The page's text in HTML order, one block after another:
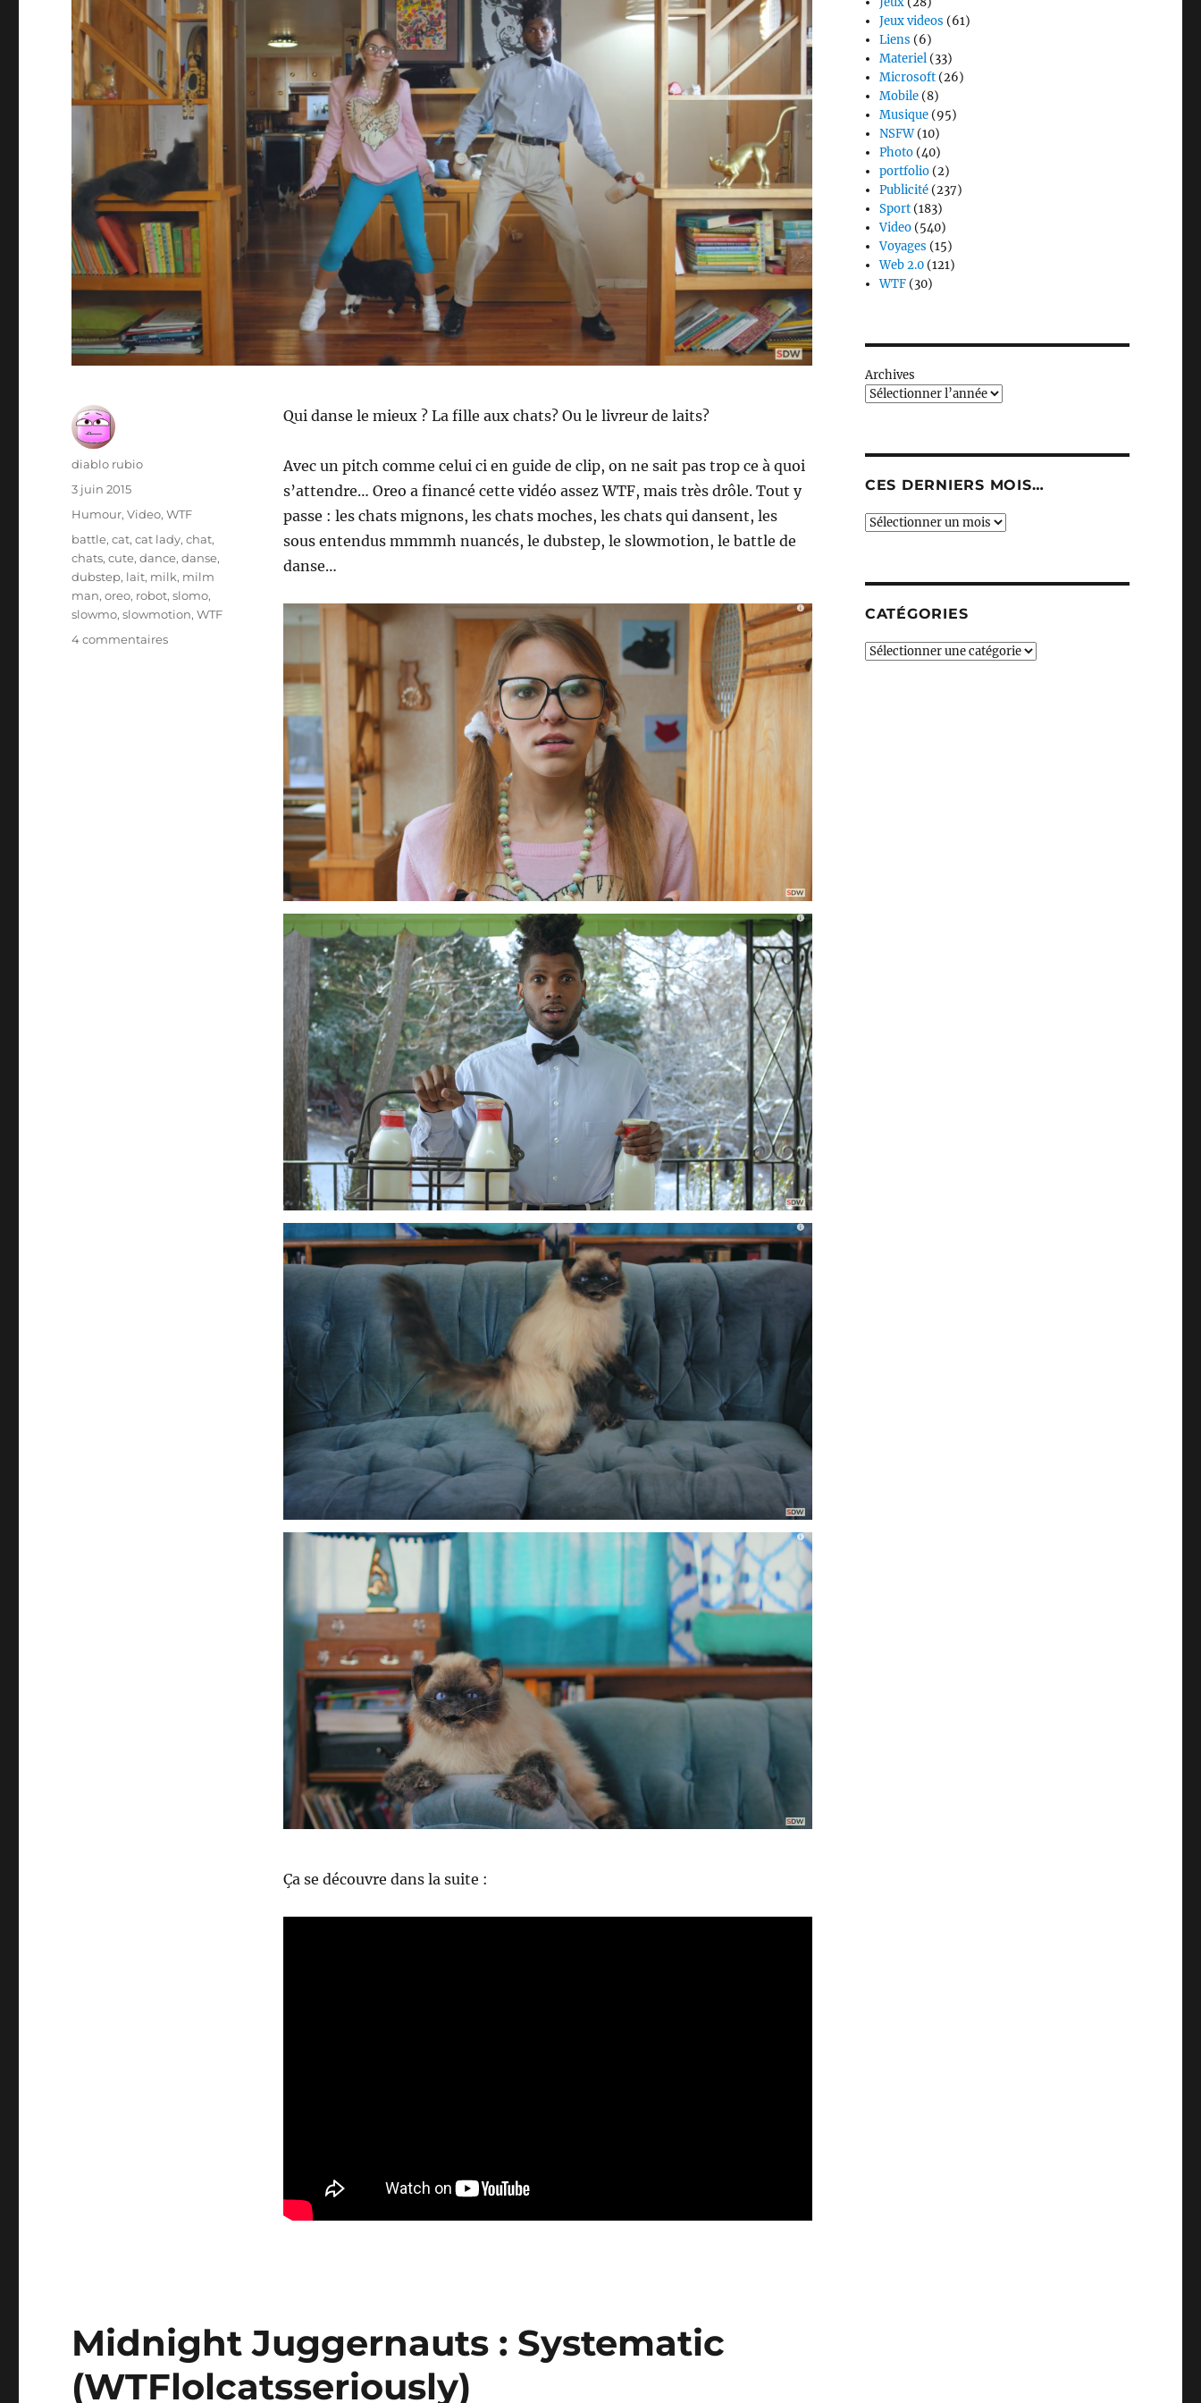
Qui danse le mieux ? La fille aux chats? Ou le livreur de laits?
Avec un pitch comme celui ci en guide de clip, on ne sait pas trop ce à quoi
s’attendre… Oreo a financé cette vidéo assez WTF, mais très drôle. Tout y
passe : les chats mignons, les chats moches, les chats qui dansent, les
sous entendus mmmmh nuancés, le dubstep, le slowmotion, le battle de
danse…
Ça se découvre dans la suite :
Auteur
diablo rubio
Publié
le
3 juin 2015
Catégories
Humour,Video,WTF
Étiquettes
battle,cat,cat lady,chat,
chats,cute,dance,danse,
dubstep, lait, milk, milm
man,oreo, robot,slomo,
slowmo,slowmotion,WTF
4 commentairessur
Midnight Juggernauts : Systematic
(WTFlolcatsseriously)
Jeux videos (61)
Liens (6)
Materiel (33)
Microsoft (26)
Mobile (8)
Musique (95)
NSFW(10)
Photo (40)
portfolio (2)
Publicité (237)
Sport (183)
Video (540)
Voyages (15)
Web 2.0 (121)
WTF (30)
Archives
CES DERNIERS MOIS…
Ces
CATÉGORIES
Catégories